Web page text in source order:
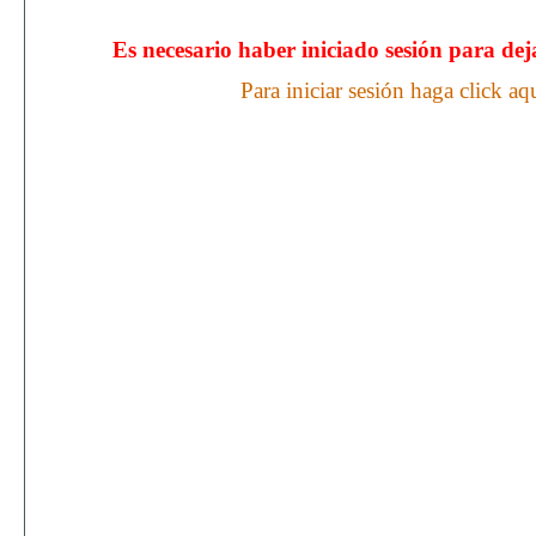
Es necesario haber iniciado sesión para
Para iniciar sesión haga click